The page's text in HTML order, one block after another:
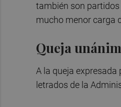
también son partidos
mucho menor carga
Queja
A la queja
letrados de la